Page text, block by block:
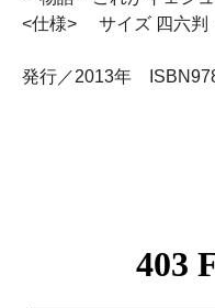
<仕様> サイズ 四六判
発行／2013年